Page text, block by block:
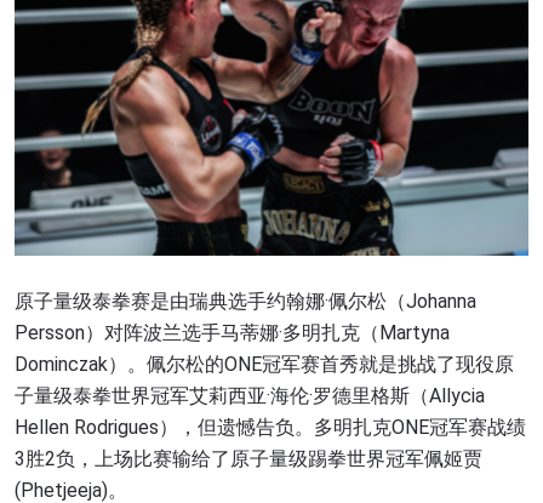
原子量级泰拳赛是由瑞典选手约翰娜·佩尔松（Johanna
Persson）对阵波兰选手马蒂娜·多明扎克（Martyna
Dominczak）。佩尔松的ONE冠军赛首秀就是挑战了现役原
子量级泰拳世界冠军艾莉西亚·海伦·罗德里格斯（Allycia
Hellen Rodrigues），但遗憾告负。多明扎克ONE冠军赛战绩
3胜2负，上场比赛输给了原子量级踢拳世界冠军佩姬贾
(Phetjeeja)。